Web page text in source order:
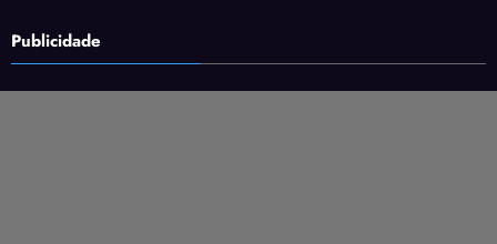
Publicidade